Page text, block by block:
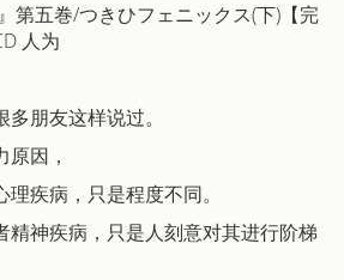
第五巻/つきひフェニックス(下)【完
人为
朋友这样说过。
因，
疾病，只是程度不同。
精神疾病，只是人刻意对其进行阶梯